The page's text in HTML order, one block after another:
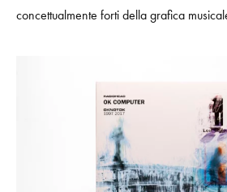
concettualmente forti della grafica